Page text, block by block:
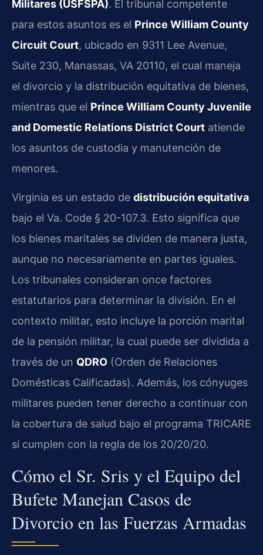
Militares (USFSPA). El tribunal competente
para estos asuntos es el Prince William County
Circuit Court, ubicado en 9311 Lee Avenue,
Suite 230, Manassas, VA 20110, el cual maneja
el divorcio y la distribución equitativa de bienes,
mientras que el Prince William County Juvenile
and Domestic Relations District Court atiende
los asuntos de custodia y manutención de
menores.
Virginia es un estado de distribución equitativa
bajo el Va. Code § 20-107.3. Esto significa que
los bienes maritales se dividen de manera justa,
aunque no necesariamente en partes iguales.
Los tribunales consideran once factores
estatutarios para determinar la división. En el
contexto militar, esto incluye la porción marital
de la pensión militar, la cual puede ser dividida a
través de un QDRO (Orden de Relaciones
Domésticas Calificadas). Además, los cónyuges
militares pueden tener derecho a continuar con
la cobertura de salud bajo el programa TRICARE
si cumplen con la regla de los 20/20/20.
Cómo el Sr. Sris y el Equipo del
Bufete Manejan Casos de
Divorcio en las Fuerzas Armadas